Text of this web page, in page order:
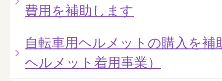
費用を補助します
自転車用ヘルメットの購入を補
ヘルメット着用事業）